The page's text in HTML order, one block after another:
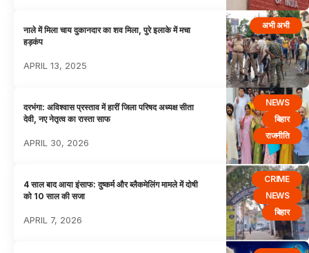
अभी अभी
नाले में मिला चाय दुकानदार का शव मिला, पुरे इलाके में मचा
हड़कंप
APRIL 13, 2025
NEWS
बिहार
राजनीति
दरभंगा: अविश्वास प्रस्ताव में हारीं जिला परिषद अध्यक्ष सीता
देवी, नए नेतृत्व का रास्ता साफ
APRIL 30, 2026
CRIME
NEWS
बिहार
4 साल बाद आया इंसाफ: दुष्कर्म और ब्लैकमेलिंग मामले में दोषी
को 10 साल की सजा
APRIL 7, 2026